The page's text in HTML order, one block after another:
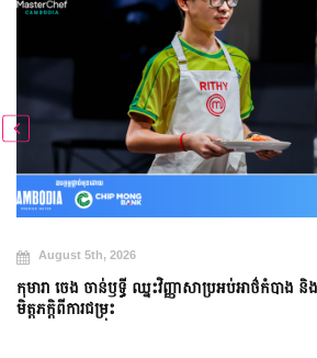
August 5th, 2026
កុមារា ចេង ចាន់ឫទ្ធី ឈ្នះវិញ្ញាសាប្រអប់អាថ៌កំបាង
មិត្តភក្តិពីការជម្រុះ